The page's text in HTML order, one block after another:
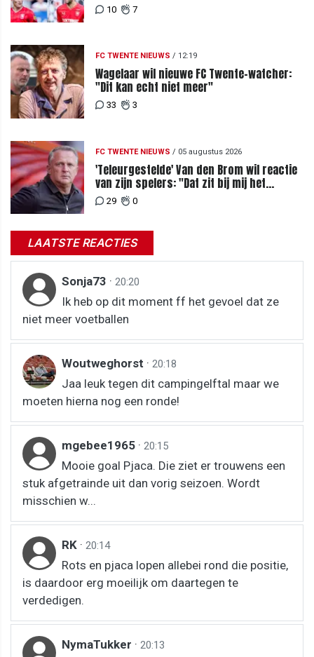
DAC 04
10 7
FC TWENTE NIEUWS / 12:19
Wagelaar wil nieuwe FC Twente-watcher:
"Dit kan echt niet meer"
33 3
FC TWENTE NIEUWS / 05 augustus 2026
'Teleurgestelde' Van den Brom wil reactie
van zijn spelers: "Dat zit bij mij het
meeste diep"
29 0
LAATSTE REACTIES
Sonja73 · 20:20
Ik heb op dit moment ff het gevoel dat ze
niet meer voetballen
Woutweghorst · 20:18
Jaa leuk tegen dit campingelftal maar we
moeten hierna nog een ronde!
mgebee1965 · 20:15
Mooie goal Pjaca. Die ziet er trouwens een
stuk afgetrainde uit dan vorig seizoen. Wordt
misschien w...
RK · 20:14
Rots en pjaca lopen allebei rond die positie,
is daardoor erg moeilijk om daartegen te
verdedigen.
NymaTukker · 20:13